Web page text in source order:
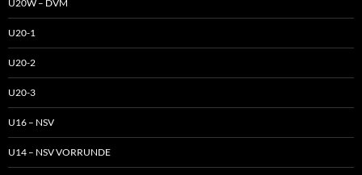
U20W – DVM
U20-1
U20-2
U20-3
U16 – NSV
U14 – NSV VORRUNDE